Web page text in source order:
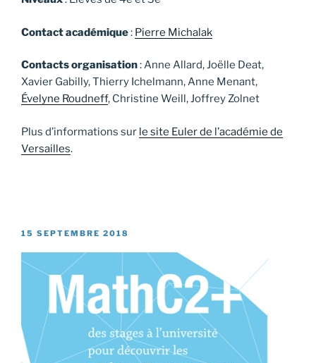
Contact académique: Pierre Michalak
Contacts organisation: Anne Allard, Joëlle Deat,
Xavier Gabilly, Thierry Ichelmann, Anne Menant,
Évelyne Roudneff, Christine Weill, Joffrey Zolnet
Plus d’informations sur le site Euler de l’académie de
Versailles.
PUBLIÉ
15 SEPTEMBRE 2018